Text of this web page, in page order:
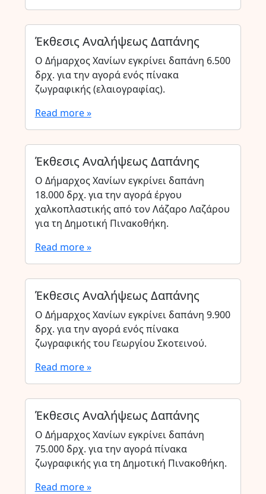
Έκθεσις Αναλήψεως Δαπάνης
Ο Δήμαρχος Χανίων εγκρίνει δαπάνη 6.500
δρχ. για την αγορά ενός πίνακα
ζωγραφικής (ελαιογραφίας).
Read more »
Έκθεσις Αναλήψεως Δαπάνης
Ο Δήμαρχος Χανίων εγκρίνει δαπάνη
18.000 δρχ. για την αγορά έργου
χαλκοπλαστικής από τον Λάζαρο Λαζάρου
για τη Δημοτική Πινακοθήκη.
Read more »
Έκθεσις Αναλήψεως Δαπάνης
Ο Δήμαρχος Χανίων εγκρίνει δαπάνη 9.900
δρχ. για την αγορά ενός πίνακα
ζωγραφικής του Γεωργίου Σκοτεινού.
Read more »
Έκθεσις Αναλήψεως Δαπάνης
Ο Δήμαρχος Χανίων εγκρίνει δαπάνη
75.000 δρχ. για την αγορά πίνακα
ζωγραφικής για τη Δημοτική Πινακοθήκη.
Read more »